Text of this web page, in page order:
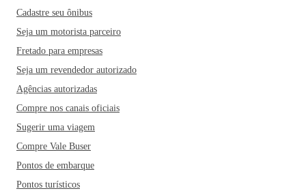
Cadastre seu ônibus
Seja um motorista parceiro
Fretado para empresas
Seja um revendedor autorizado
Agências autorizadas
Compre nos canais oficiais
Sugerir uma viagem
Compre Vale Buser
Pontos de embarque
Pontos turísticos